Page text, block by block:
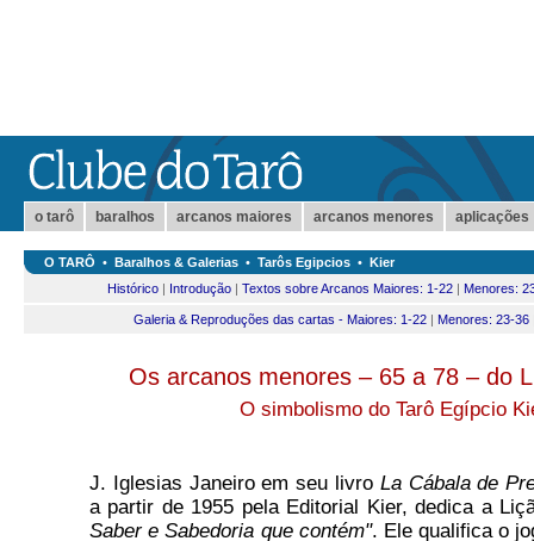
o tarô baralhos arcanos maiores arcanos menores aplicações
O TARÔ • Baralhos & Galerias • Tarôs Egipcios • Kier
Histórico| Introdução| Textos sobre Arcanos Maiores: 1-22| Menores:
Galeria & Reproduções das cartas - Maiores: 1-22| Menores: 23-36
Os arcanos menores – 65 a 78 – do
O simbolismo do Tarô Egípcio
J. Iglesias Janeiro em seu livro La Cábala de
a partir de 1955 pela Editorial Kier, dedica a
Saber e Sabedoria que contém". Ele qualifica o